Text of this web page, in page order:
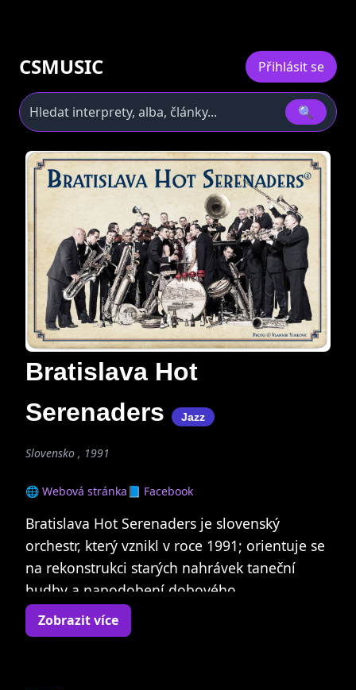
CSMUSIC Přihlásit se
🔍
Bratislava Hot
Serenaders
Jazz
Slovensko , 1991
🌐 Webová stránka📘 Facebook
Bratislava Hot Serenaders je slovenský
orchestr, který vznikl v roce 1991; orientuje se
na rekonstrukci starých nahrávek taneční
hudby a napodobení dobového
interpretačního stylu amerického jazzu a Hot
& Sweet Music dvacátých až čtyřicátých let 20.
Zobrazit více